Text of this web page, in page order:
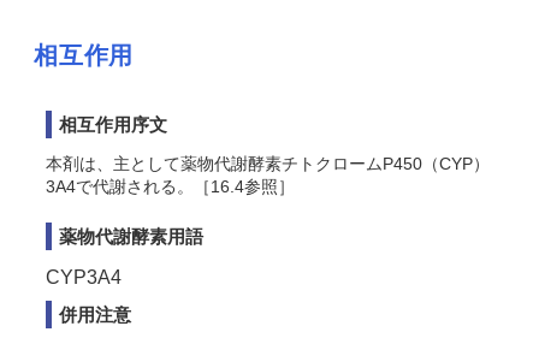
相互作用
相互作用序文
本剤は、主として薬物代謝酵素チトクロームP450（CYP）
3A4で代謝される。［16.4参照］
薬物代謝酵素用語
CYP3A4
併用注意